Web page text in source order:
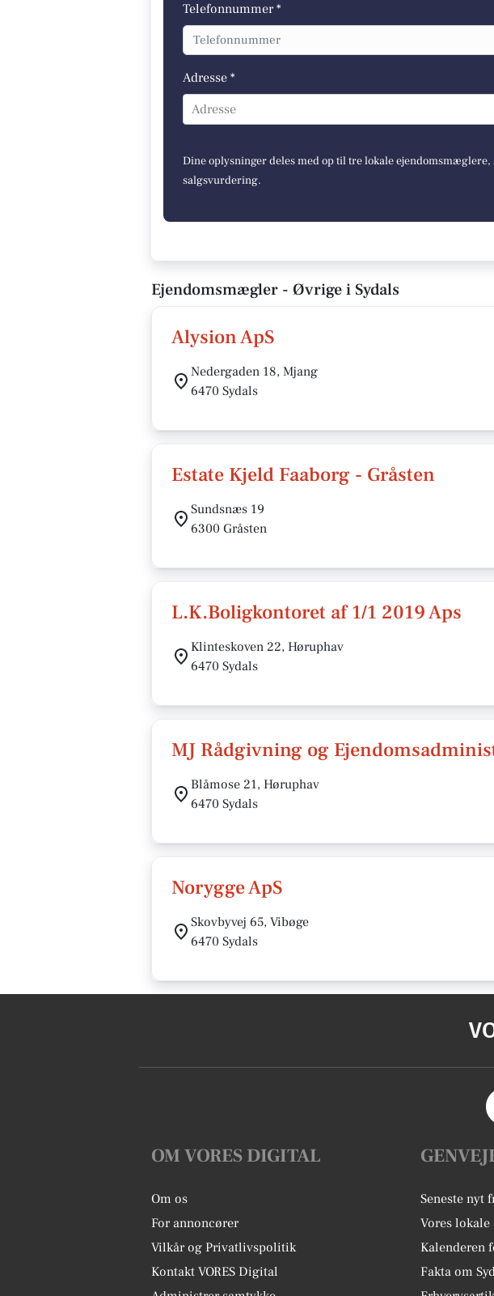
Telefonnummer *
Adresse *
Adresse
Dine oplysninger deles med op til tre lokale
salgsvurdering.
Ejendomsmægler - Øvrige i Sydals
Alysion ApS
Nedergaden 18, Mjang
6470 Sydals
Estate Kjeld Faaborg - Gråsten
Sundsnæs 19
6300 Gråsten
L.K.Boligkontoret af 1/1 2019 Aps
Klinteskoven 22, Høruphav
6470 Sydals
MJ Rådgivning og
Blåmose 21, Høruphav
6470 Sydals
Norygge ApS
Skovbyvej 65, Vibøge
6470 Sydals
OM VORES DIGITAL
Om os
For annoncører
Vilkår og Privatlivspolitik
Kontakt VORES Digital
Seneste nyt
Vores lokale
Kalenderen
Fakta om